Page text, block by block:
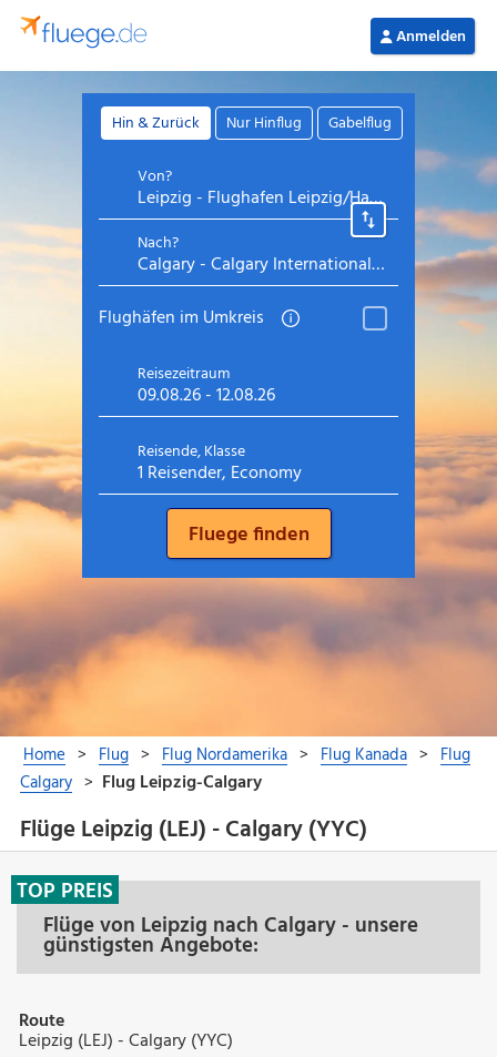
Flüge Leipzig (LEJ) - Calgary (YYC)
Flüge von Leipzig nach Calgary - unsere
günstigsten Angebote:
TOP PREIS
Route
Leipzig (LEJ) - Calgary (YYC)